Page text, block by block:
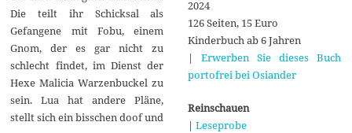
Die teilt ihr Schicksal als
Gefangene mit Fobu, einem
Gnom, der es gar nicht zu
schlecht findet, im Dienst der
Hexe Malicia Warzenbuckel zu
sein. Lua hat andere Pläne,
stellt sich ein bisschen doof und
2024
126 Seiten, 15 Euro
Kinderbuch ab 6 Jahren
| Erwerben Sie dieses Buch
portofrei bei Osiander
Reinschauen
| Leseprobe